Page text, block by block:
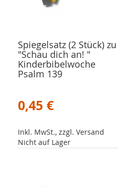
Spiegelsatz (2 Stück) zu
"Schau dich an! "
Kinderbibelwoche
Psalm 139
0,45 €
Inkl. MwSt., zzgl. Versand
Nicht auf Lager